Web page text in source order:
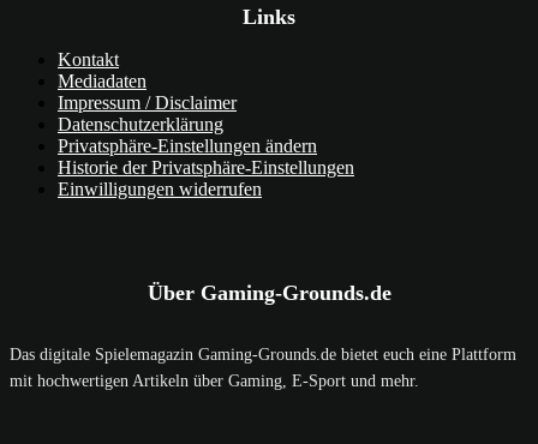
Links
Kontakt
Mediadaten
Impressum / Disclaimer
Datenschutzerklärung
Privatsphäre-Einstellungen ändern
Historie der Privatsphäre-Einstellungen
Einwilligungen widerrufen
Über Gaming-Grounds.de
Das digitale Spielemagazin Gaming-Grounds.de bietet euch eine Plattform
mit hochwertigen Artikeln über Gaming, E-Sport und mehr.